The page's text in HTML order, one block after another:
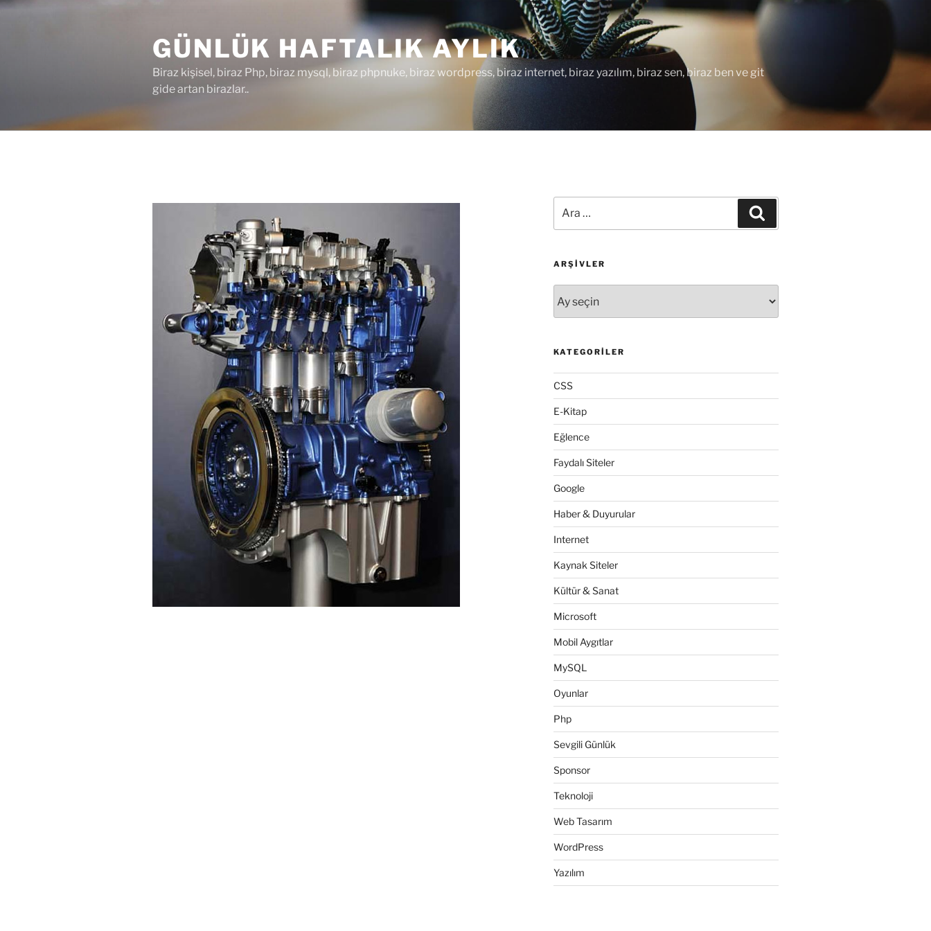
İçeriğe
GÜNLÜK HAFTALIK AYLIK
Biraz kişisel, biraz Php, biraz mysql, biraz phpnuke, biraz wordpress, biraz internet, biraz yazılım, biraz sen, biraz ben ve git
gide artan birazlar..
ARŞIVLER
KATEGORILER
CSS
E-Kitap
Eğlence
Faydalı Siteler
Google
Haber & Duyurular
Internet
Kaynak Siteler
Kültür & Sanat
Microsoft
Mobil Aygıtlar
MySQL
Oyunlar
Php
Sevgili Günlük
Sponsor
Teknoloji
Web Tasarım
WordPress
Yazılım